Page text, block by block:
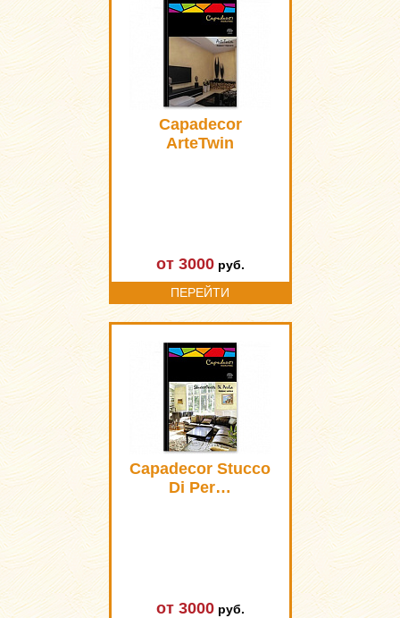
Capadecor
ArteTwin
от 3000руб.
ПЕРЕЙТИ
Capadecor Stucco
Di Per…
от 3000руб.